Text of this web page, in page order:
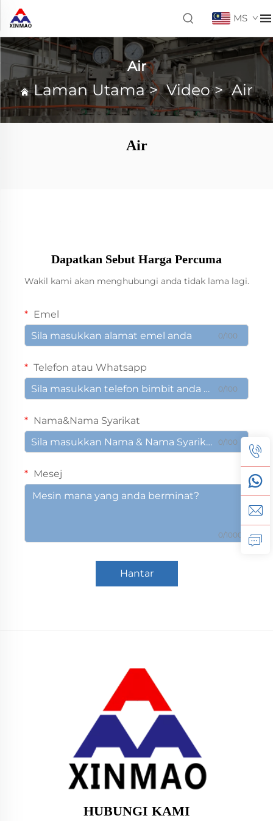
MS
Air
Laman Utama>Video>Air
Air
Dapatkan Sebut Harga Percuma
Wakil kami akan menghubungi anda tidak lama lagi.
Emel
0/100
Telefon atau Whatsapp
0/100
Nama&Nama Syarikat
0/100
Mesej
0/1000
Hantar
HUBUNGI KAMI